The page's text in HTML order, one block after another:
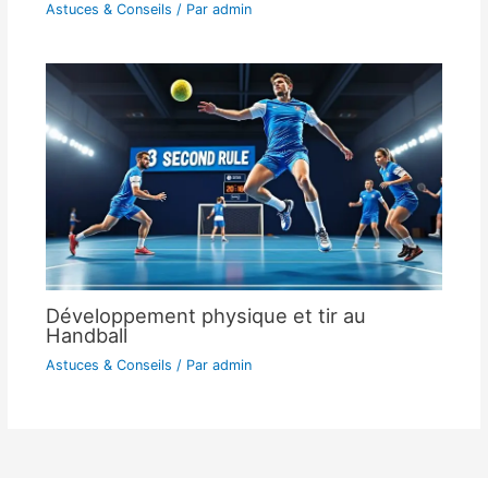
Astuces & Conseils / Par admin
Développement physique et tir au
Handball
Astuces & Conseils / Par admin